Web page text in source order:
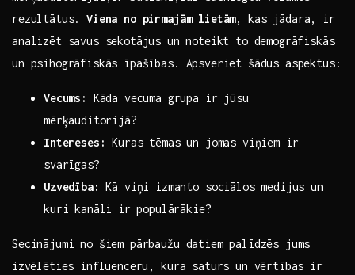
rezultātus.Viena no pirmajām lietām, kas jādara, ir
analizēt savus sekotājus⁤ un noteikt‍ to‌ demogrāfiskās
un psihogrāfiskās ‌īpašības. Apsveriet šādus aspektus:
Vecums:
‌Kāda vecuma grupa ir⁤ jūsu ​
mērķauditorijā?
Intereses: Kuras tēmas un ​jomas viņiem ir
svarīgas?
Uzvedība: Kā viņi izmanto sociālos medijus ‌un
‌kuri‌ kanāli ir ⁣populārākie?
Secinājumi no šiem pārbaužu datiem palīdzēs jums
⁣izvēlēties influenceru, kura saturs un vērtības ir